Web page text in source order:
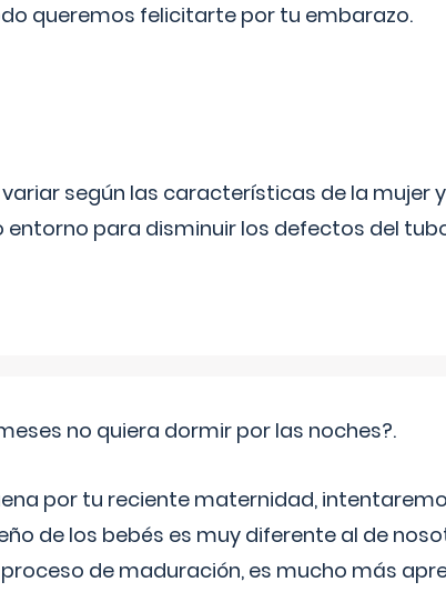
queremos felicitarte por tu embarazo.
según las características de la mujer
entorno para disminuir los defectos del
no quiera dormir por las noches?.
por tu reciente maternidad,
de los bebés es muy diferente al de
de maduración, es mucho más